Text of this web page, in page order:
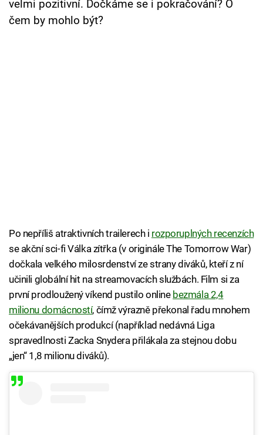
Sledujte nás
velmi pozitivní. Dočkáme se i pokračování? O
čem by mohlo být?
Po nepříliš atraktivních trailerech i rozporuplných recenzích
se akční sci-fi Válka zítřka (v originále The Tomorrow War)
dočkala velkého milosrdenství ze strany diváků, kteří z ní
učinili globální hit na streamovacích službách. Film si za
první prodloužený víkend pustilo online bezmála 2,4
milionu domácností, čímž výrazně překonal řadu mnohem
očekávanějších produkcí (například nedávná Liga
spravedlnosti Zacka Snydera přilákala za stejnou dobu
„jen“ 1,8 milionu diváků).